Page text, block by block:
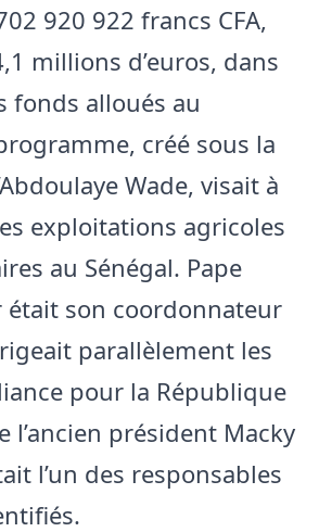
920 922 francs CFA,
millions d’euros, dans
fonds alloués au
créé sous la
Wade, visait à
exploitations agricoles
au Sénégal. Pape
était son coordonnateur
parallèlement les
pour la République
l’ancien président Macky
l’un des responsables